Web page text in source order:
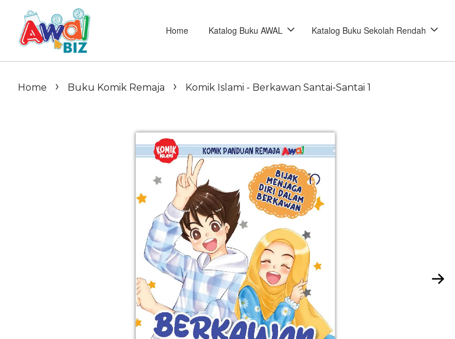
Home Katalog Buku AWAL Katalog Buku Sekolah Rendah
Home › Buku Komik Remaja › Komik Islami - Berkawan Santai-Santai 1